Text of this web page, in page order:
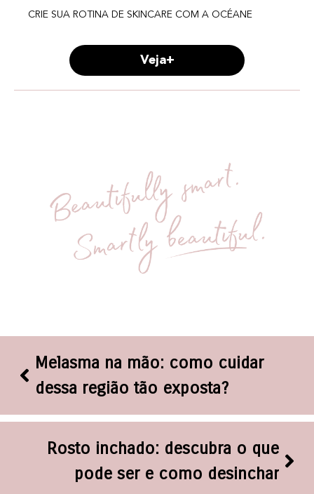
CRIE SUA ROTINA DE SKINCARE COM A OCÉANE
Veja+
Melasma na mão: como cuidar
dessa região tão exposta?
Rosto inchado: descubra o que
pode ser e como desinchar